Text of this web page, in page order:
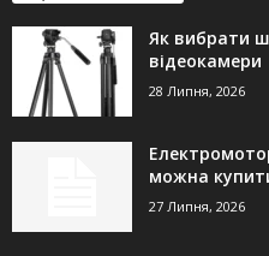
Як вибрати
відеокамери
28 Липня, 2026
можна
27 Липня, 2026